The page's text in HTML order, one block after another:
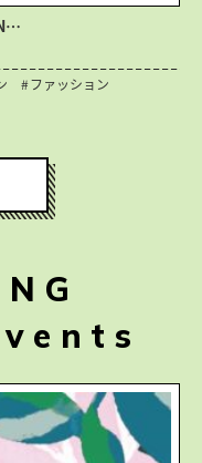
ファッション